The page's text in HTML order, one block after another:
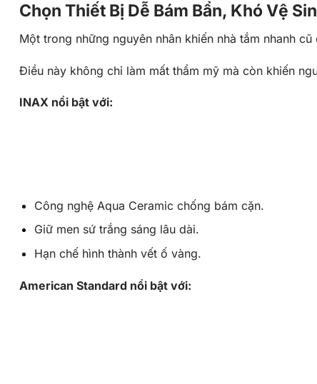
Chọn Thiết Bị Dễ Bám Bẩn, Khó Vệ
Một trong những nguyên nhân khiến nhà tắm nhanh
Điều này không chỉ làm mất thẩm mỹ mà còn khiến
INAX nổi bật với:
Công nghệ Aqua Ceramicchống bám cặn.
Giữ men sứ trắng sáng lâu dài.
Hạn chế hình thành vết ố vàng.
American Standard nổi bật với: